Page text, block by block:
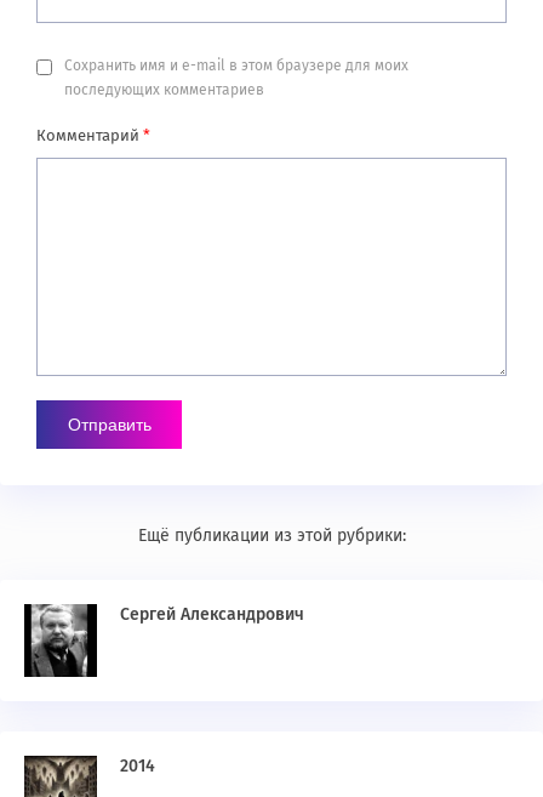
Сохранить имя и e-mail в этом браузере для моих
последующих комментариев
Комментарий *
Ещё публикации из этой рубрики:
Сергей Александрович
2014